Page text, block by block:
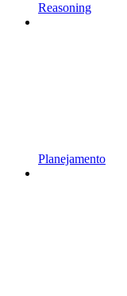
Reasoning
Planejamento